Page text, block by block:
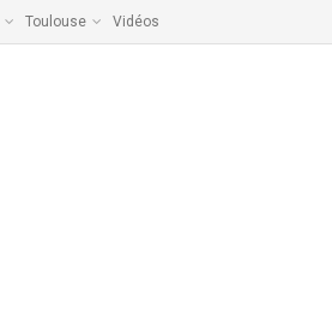
Toulouse Vidéos